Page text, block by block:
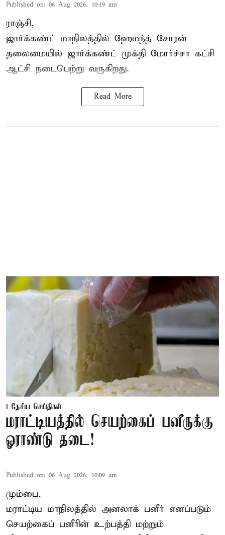
Published on: 06 Aug 2026, 10:19 am
ராஞ்சி,
ஜார்க்கண்ட் மாநிலத்தில் ஹேமந்த் சோரன்
தலைமையில் ஜார்க்கண்ட் முக்தி மோர்ச்சா கட்சி
ஆட்சி நடைபெற்று வருகிறது.
Read More
தேசிய செய்திகள்
மராட்டியத்தில் செயற்கைப் பனீருக்கு
ஓராண்டு தடை!
Published on: 06 Aug 2026, 10:09 am
மும்பை,
மராட்டிய மாநிலத்தில் அனலாக் பனீர் எனப்படும்
செயற்கைப் பனீரின் உற்பத்தி மற்றும்